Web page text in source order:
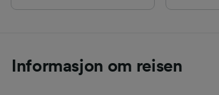
Informasjon om reisen